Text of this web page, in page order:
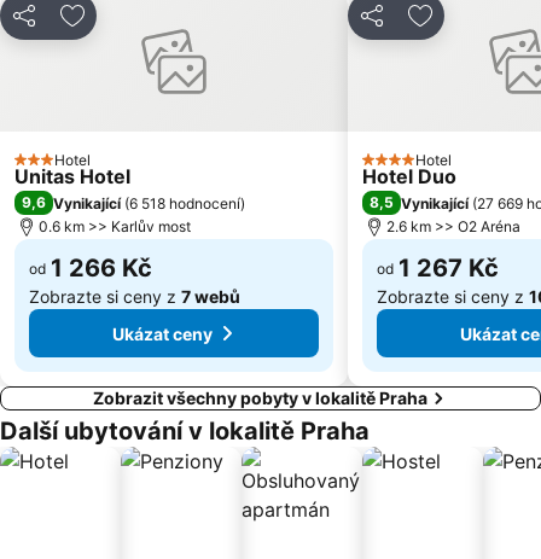
Řepy
Nemocnice Motol Metro Station
Náměstí Republiky
Výstaviště Letňany - PVA EXPO
Zámek Loučeň
Libuš
Čakovice
Centrum Černý Most
Sdílet Přidat na seznam oblíbených hotelů
3 Počet hvězdiček
Hotel
Unitas Hotel
9,6 Vynikající (6 518 hodnocení)
0.6 km >> Karlův most
od 1 266 Kč
Zobrazte si ceny z 7 webů
Ukázat ceny
Sdílet Přidat na
4 Počet hvězdiček
Hotel
Hotel Duo
8,5 Vynikající (27 669
2.6 km >> O2 Aréna
od 1 267 Kč
Zobrazte si ceny z
Ukázat
Zobrazit všechny pobyty v lokalitě Praha
Další ubytování v lokalitě Praha